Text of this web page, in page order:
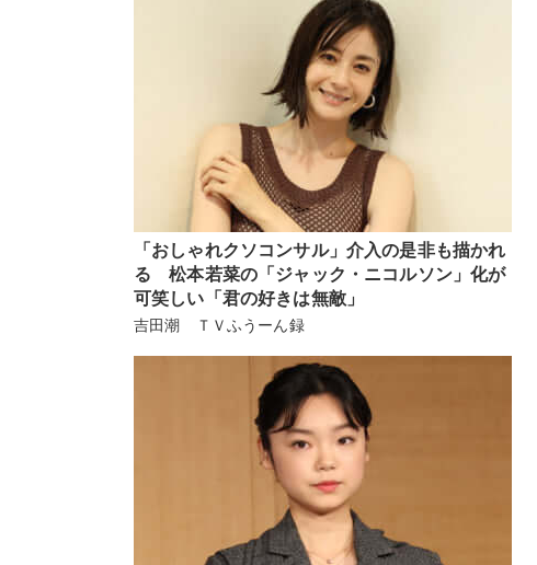
「おしゃれクソコンサル」介入の是非も描かれ
る 松本若菜の「ジャック・ニコルソン」化が
可笑しい「君の好きは無敵」
吉田潮 ＴＶふうーん録